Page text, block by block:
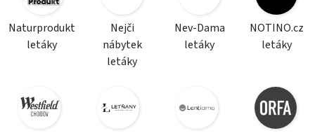
Naturprodukt
letáky
Nejči
nábytek
letáky
Nev-Dama
letáky
NOTINO.cz
letáky